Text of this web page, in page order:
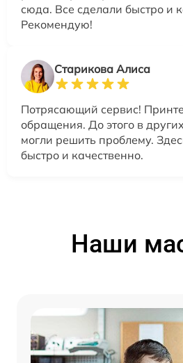
сюда. Все сделали быстро и
Рекомендую!
Старикова Алиса
Потрясающий сервис!
обращения. До этого в
могли решить проблему.
быстро и качественно.
Наши